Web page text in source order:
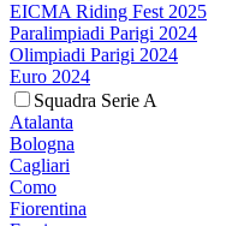
EICMA Riding Fest 2025
Paralimpiadi Parigi 2024
Olimpiadi Parigi 2024
Euro 2024
Squadra Serie A
Atalanta
Bologna
Cagliari
Como
Fiorentina